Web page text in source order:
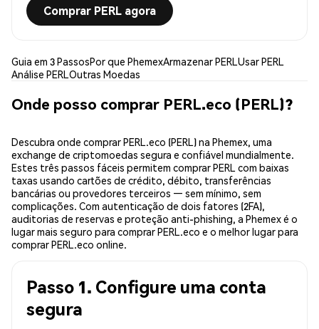
Comprar PERL agora
Guia em 3 PassosPor que PhemexArmazenar PERLUsar PERL
Análise PERLOutras Moedas
Onde posso comprar PERL.eco (PERL)?
Descubra onde comprar PERL.eco (PERL) na Phemex, uma
exchange de criptomoedas segura e confiável mundialmente.
Estes três passos fáceis permitem comprar PERL com baixas
taxas usando cartões de crédito, débito, transferências
bancárias ou provedores terceiros — sem mínimo, sem
complicações. Com autenticação de dois fatores (2FA),
auditorias de reservas e proteção anti-phishing, a Phemex é o
lugar mais seguro para comprar PERL.eco e o melhor lugar para
comprar PERL.eco online.
Passo 1. Configure uma conta
segura